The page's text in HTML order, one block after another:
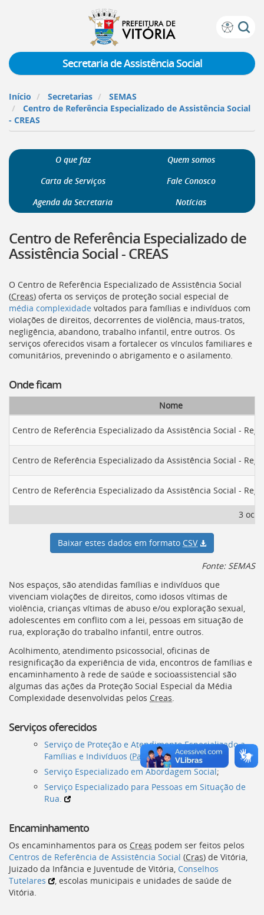
Prefeitura
Vitória
teclado:
para
a
página
de
acessibilidade
para
a
inicial
do
Portal
Ir
para
o
Portal
de
Serviços
[]
para
a
de
secretarias
[]
Ir
para
de
legislação
notícias
[]
Ir
para
o
conteúdo
desta
página
[]
Ir
busca
Voltar
para
início
[]
Secretaria de Assistência Social
Início Secretarias
SEMAS
Centro de Referência Especializado de Assistência Social
- CREAS
O que faz
Quem somos
Carta de Serviços
Fale Conosco
Agenda da Secretaria
Notícias
Centro de Referência Especializado de
Assistência Social - CREAS
O Centro de Referência Especializado de Assistência Social
(Creas) oferta os serviços de proteção social especial de
média complexidade voltados para famílias e indivíduos com
violações de direitos, decorrentes de violência, maus-tratos,
negligência, abandono, trabalho infantil, entre outros. Os
serviços oferecidos visam a fortalecer os vínculos familiares e
comunitários, prevenindo o abrigamento e o asilamento.
Onde ficam
Nome
Centro de Referência Especializado da Assistência Social -
Centro de Referência Especializado da Assistência Social -
Centro de Referência Especializado da Assistência Social -
3
Baixar estes dados em formato CSV
Fonte: SEMAS
Nos espaços, são atendidas famílias e indivíduos que
vivenciam violações de direitos, como idosos vítimas de
violência, crianças vítimas de abuso e/ou exploração sexual,
adolescentes em conflito com a lei, pessoas em situação de
rua, exploração do trabalho infantil, entre outros.
Acolhimento, atendimento psicossocial, oficinas de
resignificação da experiência de vida, encontros de famílias e
encaminhamento à rede de saúde e socioassistencial são
algumas das ações da Proteção Social Especial da Média
Complexidade desenvolvidas pelos Creas
Serviços oferecidos
Serviço de Proteção e Atendimento Especializado a
Famílias e Indivíduos (Paefi);
Serviço Especializado em Abordagem Social;
Serviço Especializado para Pessoas em Situação de
Rua.
Encaminhamento
Os encaminhamentos para os Creas podem ser feitos pelos
Centros de Referência de Assistência Social (Cras) de Vitória,
Juizado da Infância e Juventude de Vitória, Conselhos
Tutelares
, escolas municipais e unidades de saúde de
Vitória.